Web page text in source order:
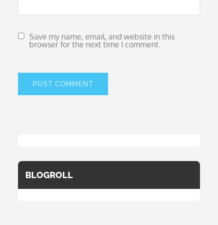
Save my name, email, and website in this
browser for the next time I comment.
BLOGROLL